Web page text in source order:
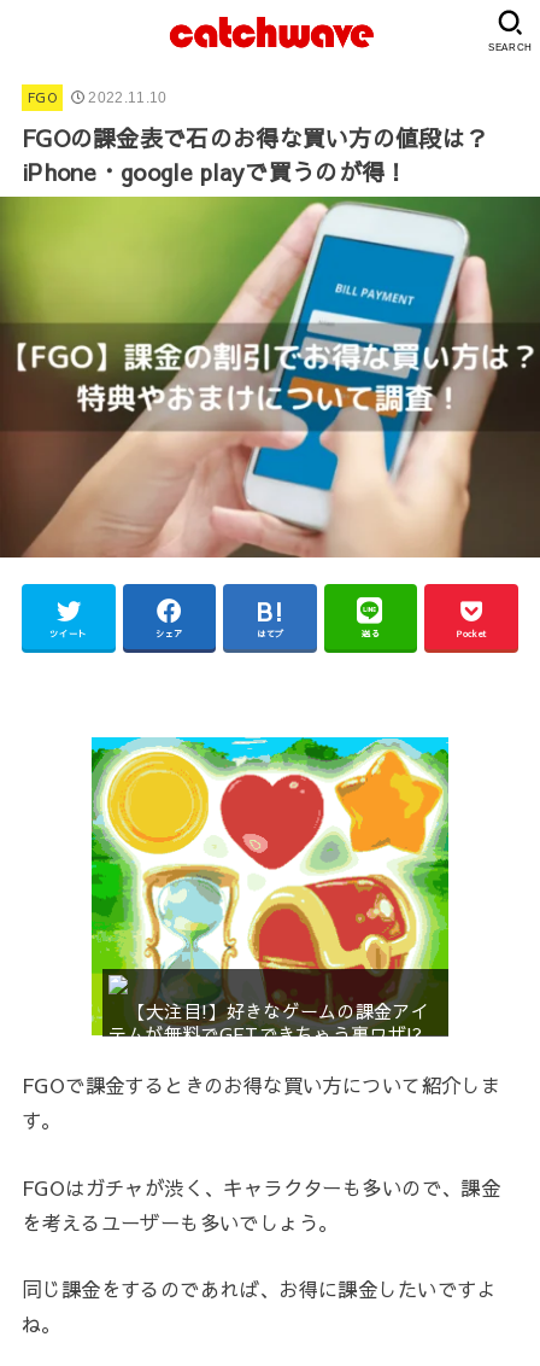
SEARCH
FGO 2022.11.10
FGOの課金表で石のお得な買い方の値段は？
iPhone・google playで買うのが得！
ツイート シェア はてブ 送る Pocket
【大注目!】好きなゲームの課金アイ
テムが無料でGETできちゃう裏ワザ!?
FGOで課金するときのお得な買い方について紹介しま
す。
FGOはガチャが渋く、キャラクターも多いので、課金
を考えるユーザーも多いでしょう。
同じ課金をするのであれば、お得に課金したいですよ
ね。